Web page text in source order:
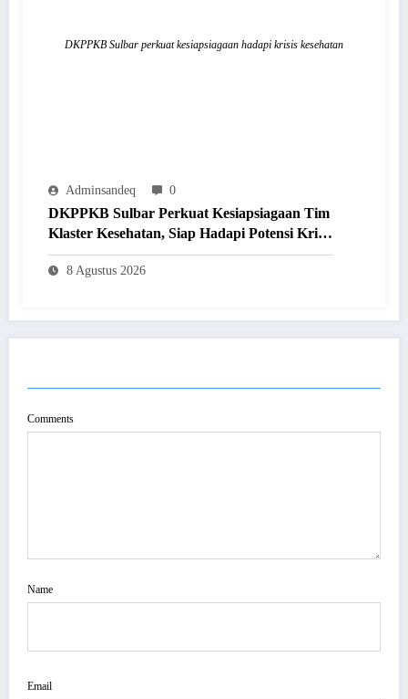
DKPPKB Sulbar perkuat kesiapsiagaan hadapi krisis kesehatan
Adminsandeq 0
DKPPKB Sulbar Perkuat Kesiapsiagaan Tim
Klaster Kesehatan, Siap Hadapi Potensi Krisis
Secara Cepat dan Tepat
8 Agustus 2026
Comments
Name
Email